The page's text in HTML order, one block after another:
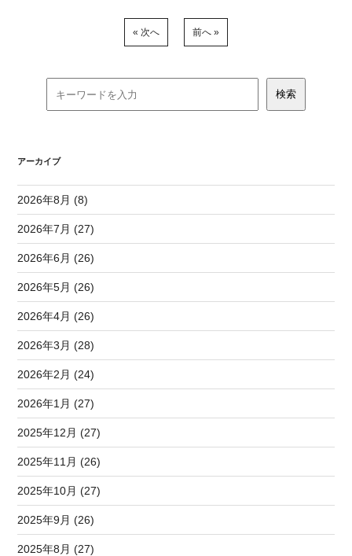
« 次へ 前へ »
アーカイブ
2026年8月 (8)
2026年7月 (27)
2026年6月 (26)
2026年5月 (26)
2026年4月 (26)
2026年3月 (28)
2026年2月 (24)
2026年1月 (27)
2025年12月 (27)
2025年11月 (26)
2025年10月 (27)
2025年9月 (26)
2025年8月 (27)